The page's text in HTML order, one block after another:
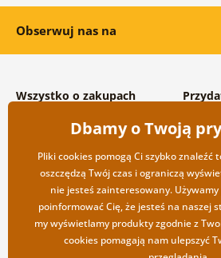
Obserwuj nas na
Wszystko o zakupach
Warunki handlowe i
reklamacyjne
Prywatność
Opcje wysyłki i płatności
Zwrot towarów
Często
Kontakt
Dbamy o Twoją
Pliki cookies pomogą Ci szybko znaleźć
oszczędzą Twój czas i ograniczą
nie jesteś zainteresowany.
poinformować Cię, że jesteś na naszej
my wyświetlamy produkty zgodnie z
cookies pomagają nam ulepszyć